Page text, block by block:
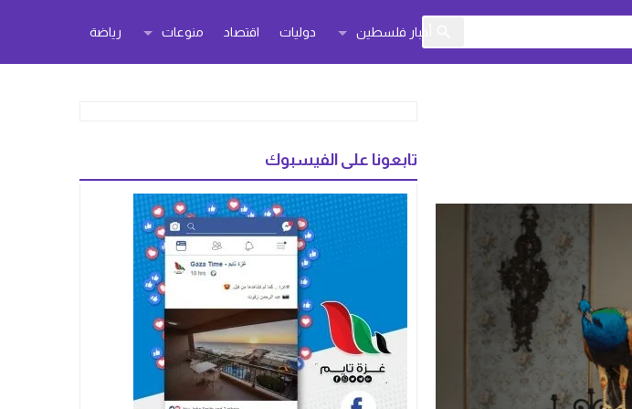
أخبار فلسطين دوليات اقتصاد منوعات رياضة
تابعونا على الفيسبوك